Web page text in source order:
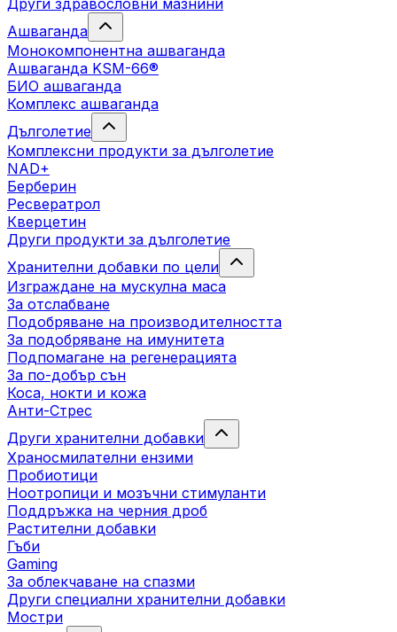
Други здравословни мазнини
Ашваганда
Монокомпонентна ашваганда
Ашваганда KSM-66®
БИО ашваганда
Комплекс ашваганда
Дълголетие
Комплексни продукти за дълголетие
NAD+
Берберин
Ресвератрол
Кверцетин
Други продукти за дълголетие
Хранителни добавки по цели
Изграждане на мускулна маса
За отслабване
Подобряване на производителността
За подобряване на имунитета
Подпомагане на регенерацията
За по-добър сън
Коса, нокти и кожа
Анти-Стрес
Други хранителни добавки
Храносмилателни ензими
Пробиотици
Ноотропици и мозъчни стимуланти
Поддръжка на черния дроб
Растителни добавки
Гъби
Gaming
За облекчаване на спазми
Други специални хранителни добавки
Мостри